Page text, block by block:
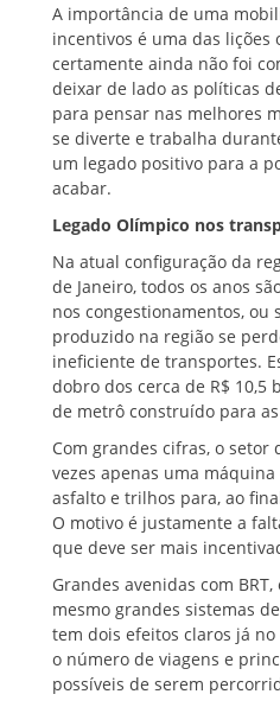
A importância de uma
incentivos é uma das lições
certamente ainda não foi
deixar de lado as políticas
para pensar nas melhores
se diverte e trabalha
um legado positivo para a
acabar.
Legado Olímpico nos
Na atual configuração da
de Janeiro, todos os anos
nos congestionamentos, ou
produzido na região se
ineficiente de transportes.
dobro dos cerca de R$ 10,5
de metrô construído para
Com grandes cifras, o
vezes apenas uma
asfalto e trilhos para, ao
O motivo é justamente a
que deve ser mais
Grandes avenidas com
mesmo grandes sistemas
tem dois efeitos claros já
o número de viagens e
possíveis de serem